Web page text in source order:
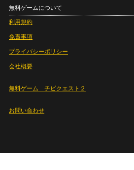
無料ゲームについて
利用規約
免責事項
プライバシーポリシー
会社概要
無料ゲーム チビクエスト２
お問い合わせ